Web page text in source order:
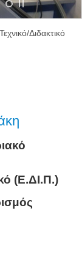
Διδακτικό
(Ε.ΔΙ.Π.)